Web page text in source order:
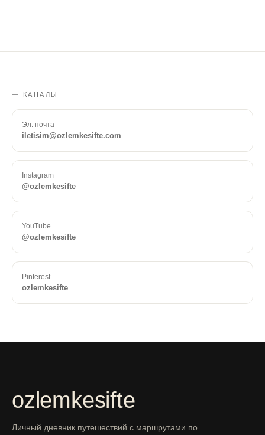
— КАНАЛЫ
Эл. почта
iletisim@ozlemkesifte.com
Instagram
@ozlemkesifte
YouTube
@ozlemkesifte
Pinterest
ozlemkesifte
ozlemkesifte
Личный дневник путешествий с маршрутами по